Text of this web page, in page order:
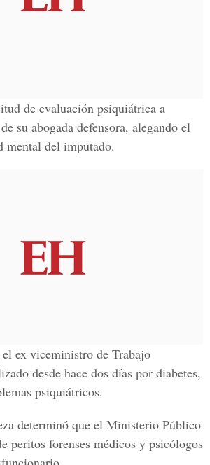
de evaluación psiquiátrica a
su abogada defensora, alegando el
mental del imputado.
ex viceministro de Trabajo
desde hace dos días por diabetes,
psiquiátricos.
determinó que el Ministerio Público
peritos forenses médicos y psicólogos